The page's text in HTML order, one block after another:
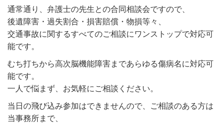
通常通り、弁護士の先生との合同相談会ですので、
後遺障害・過失割合・損害賠償・物損等々、
交通事故に関するすべてのご相談にワンストップで対応可
能です。
むち打ちから高次脳機能障害まであらゆる傷病名に対応可
能です。
一人で悩まず、お気軽にご相談ください。
当日の飛び込み参加はできませんので、ご相談のある方は
当事務所まで、